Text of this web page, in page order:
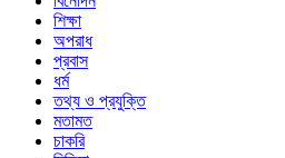
শিক্ষা
অপরাধ
প্রবাস
ধর্ম
তথ্য ও প্রযুক্তি
মতামত
চাকরি